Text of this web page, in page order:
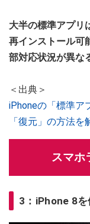
大半の標準アプリ
再インストール可
部対応状況が異な
＜出典＞
iPhoneの「標準ア
「復元」の方法を
スマホ
3：iPhone 8